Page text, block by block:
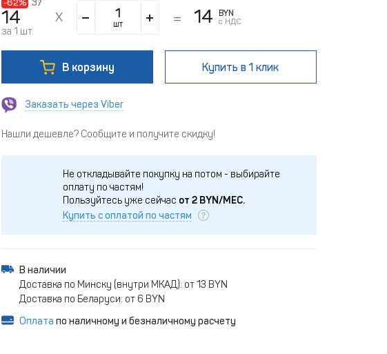
-62% 37
14
за 1 шт.
шт 14
BYN
с НДС
В корзину Купить в 1 клик
Заказать через Viber
Нашли дешевле? Сообщите и получите скидку!
Не откладывайте покупку на потом - выбирайте
оплату по частям!
Пользуйтесь уже сейчас от 2BYN/МЕС.
Купить с оплатой по частям
В наличии
Доставка по Минску (внутри МКАД): от 13 BYN
Доставка по Беларуси: от 6 BYN
Оплата по наличному и безналичному расчету